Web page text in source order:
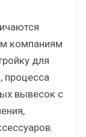
компаниям
для
процесса
вывесок с